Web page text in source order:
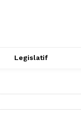
Legislatif